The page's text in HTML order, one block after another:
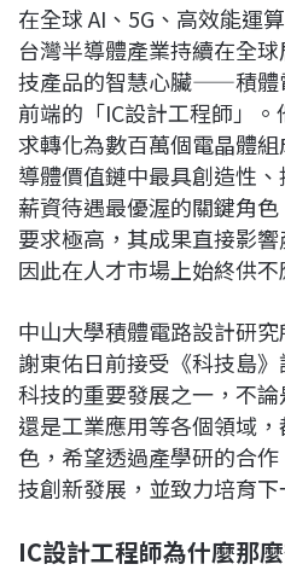
b
o
o
k
a
d
s
e
d
I
n
L
i
n
k
在全球 AI、5G、高效能運
台灣半導體產業持續在全
技產品的智慧心臟——積體
前端的「IC設計工程師」
求轉化為數百萬個電晶體
導體價值鏈中最具創造性
薪資待遇最優渥的關鍵角
要求極高，其成果直接影
因此在人才市場上始終供不
中山大學積體電路設計研
謝東佑日前接受《科技島
科技的重要發展之一，不
還是工業應用等各個領域
色，希望透過產學研的合
技創新發展，並致力培育下
IC設計工程師為什麼那